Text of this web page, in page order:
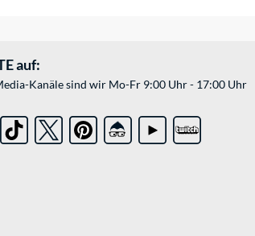
auf:
Kanäle sind wir Mo-Fr 9:00 Uhr - 17:00 Uhr